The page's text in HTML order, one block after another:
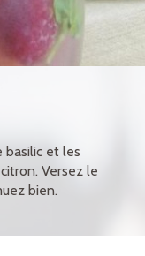
basilic et les
Versez le
bien.